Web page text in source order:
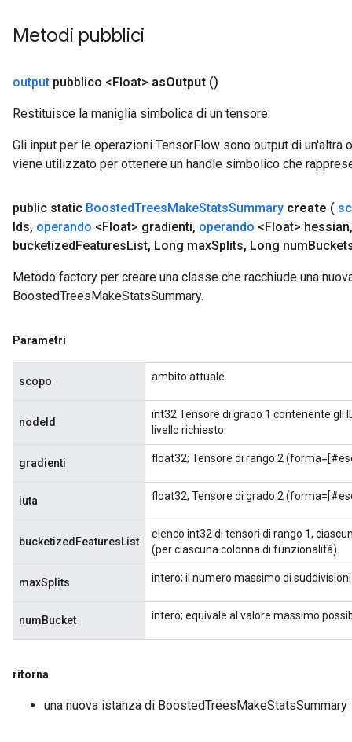
Metodi pubblici
output pubblico <Float> asOutput ()
Restituisce la maniglia simbolica di un tensore.
Gli input per le operazioni TensorFlow sono output di un'altra
viene utilizzato per ottenere un handle simbolico che
public static BoostedTreesMakeStatsSummary create (
Ids, operando <Float> gradienti, operando <Float> hessian,
bucketizedFeaturesList, Long maxSplits, Long num
Metodo factory per creare una classe che racchiude una
BoostedTreesMakeStatsSummary.
Parametri
scopo ambito attuale
nodeId
int32 Tensore di grado 1 contenente gli
livello richiesto.
gradienti float32; Tensore di rango 2
iuta float32; Tensore di grado 2
bucketizedFeaturesList
elenco int32 di tensori di rango 1,
(per ciascuna colonna di funzionalità).
maxSplits intero; il numero massimo di
numBucket intero; equivale al valore massimo
ritorna
una nuova istanza di BoostedTreesMakeStatsSummary